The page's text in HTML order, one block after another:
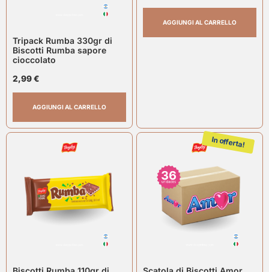
Tripack Rumba 330gr di
Biscotti Rumba sapore
cioccolato
2,99€
AGGIUNGI AL CARRELLO
AGGIUNGI AL CARRELLO
In offerta!